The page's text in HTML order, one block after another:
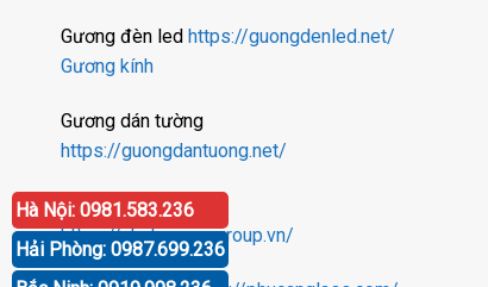
Gương đèn led https://guongdenled.net/
Gương kính
Gương dán tường
https://guongdantuong.net/
Nhất Nguyên Group
https://nhatnguyengroup.vn/
Hà Nội: 0981.583.236
Hải Phòng: 0987.699.236